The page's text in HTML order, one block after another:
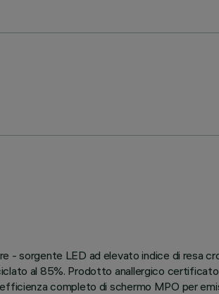
- sorgente LED ad elevato indice di resa
al 85%. Prodotto anallergico
completo di schermo MPO per